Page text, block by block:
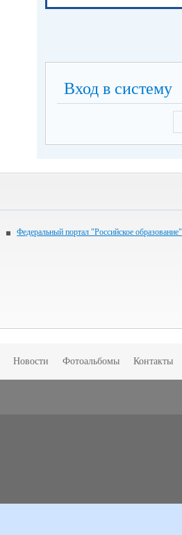
Вход в систему
Федеральный портал "Российское образование"
Новости Фотоальбомы Контакты